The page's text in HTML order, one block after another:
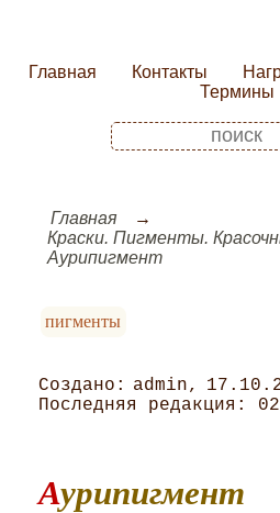
Главная Контакты
Термины
Главная
Краски. Пигменты.
Аурипигмент
пигменты
admin
Аурипигмент